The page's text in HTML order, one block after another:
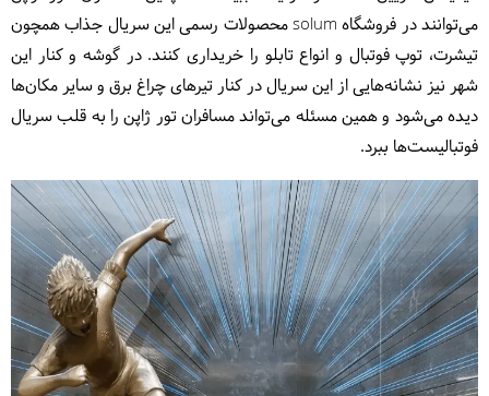
می‌توانند در فروشگاه solum محصولات رسمی این سریال جذاب همچون
تیشرت، توپ فوتبال و انواع تابلو را خریداری کنند. در گوشه و کنار این
شهر نیز نشانه‌هایی از این سریال در کنار تیرهای چراغ ‌برق و سایر مکان‌ها
دیده می‌شود و همین مسئله می‌تواند مسافران تور ژاپن را به قلب سریال
فوتبالیست‌ها ببرد.